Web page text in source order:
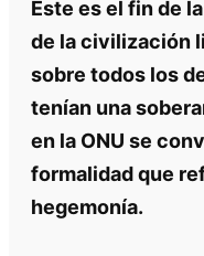
Este es el fin de
de la civilización
sobre todos los
tenían una
en la ONU se
formalidad que
hegemonía.